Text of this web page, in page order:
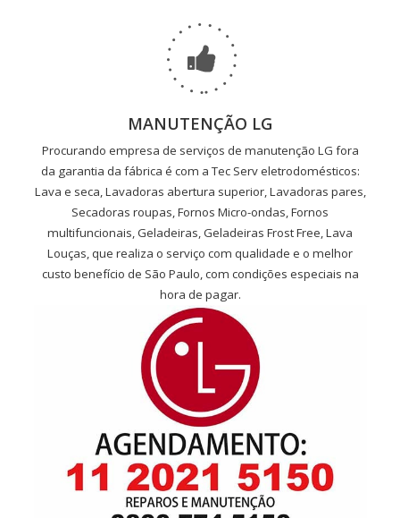
MANUTENÇÃO LG
Procurando empresa de serviços de manutenção LG fora
da garantia da fábrica é com a Tec Serv eletrodomésticos:
Lava e seca, Lavadoras abertura superior, Lavadoras pares,
Secadoras roupas, Fornos Micro-ondas, Fornos
multifuncionais, Geladeiras, Geladeiras Frost Free, Lava
Louças, que realiza o serviço com qualidade e o melhor
custo benefício de São Paulo, com condições especiais na
hora de pagar.